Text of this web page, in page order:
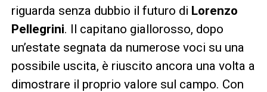
riguarda senza dubbio il futuro di Lorenzo
Pellegrini. Il capitano giallorosso, dopo
un’estate segnata da numerose voci su una
possibile uscita, è riuscito ancora una volta a
dimostrare il proprio valore sul campo. Con